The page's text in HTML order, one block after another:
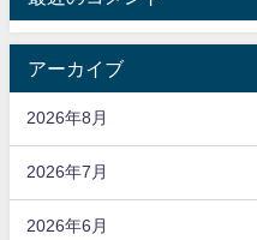
アーカイブ
2026年8月
2026年7月
2026年6月